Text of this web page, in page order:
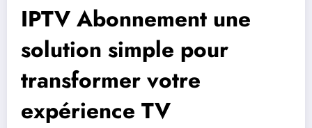
IPTV Abonnement une
solution simple pour
transformer votre
expérience TV